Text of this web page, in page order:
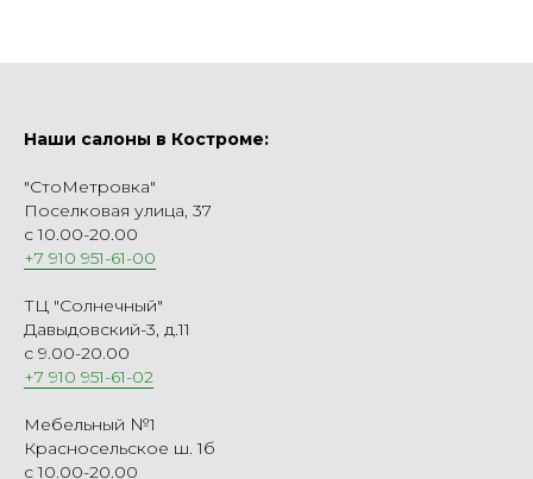
Наши салоны в Костроме:
"СтоМетровка"
Поселковая улица, 37
с 10.00-20.00
+7 910 951-61-00
ТЦ "Солнечный"
Давыдовский-3, д.11
с 9.00-20.00
+7 910 951-61-02
Мебельный №1
Красносельское ш. 1б
с 10.00-20.00